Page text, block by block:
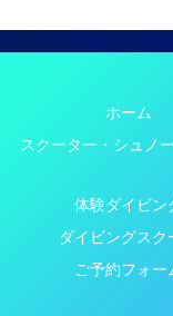
ホーム
スクーター・シュノ
体験ダイビン
ダイビングスク
ご予約フォー